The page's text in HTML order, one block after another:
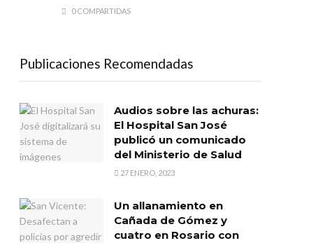
0 COMPARTIDAS
Publicaciones Recomendadas
Audios sobre las achuras:
El Hospital San José
publicó un comunicado
del Ministerio de Salud
27 ENERO, 2023
Un allanamiento en
Cañada de Gómez y
cuatro en Rosario con